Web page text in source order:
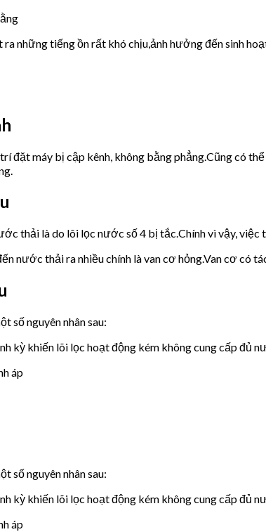
những tiếng ồn rất khó chịu,ảnh hưởng đến sinh
đặt máy bị cập kênh, không bằng phẳng.Cũng có
thải là do lõi lọc nước số 4 bị tắc.Chính vì vậy,
nước thải ra nhiều chính là van cơ hỏng.Van cơ có
số nguyên nhân sau:
kỳ khiến lõi lọc hoạt động kém không cung cấp đủ
áp
số nguyên nhân sau:
kỳ khiến lõi lọc hoạt động kém không cung cấp đủ
áp